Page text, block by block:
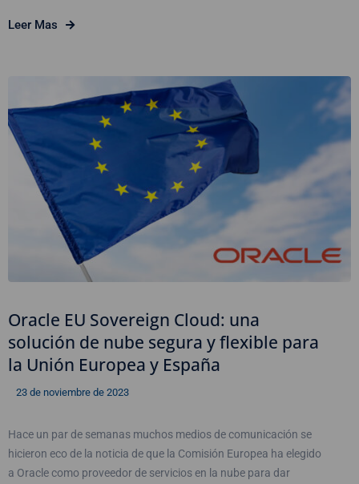
Leer Mas
Oracle EU Sovereign Cloud: una
solución de nube segura y flexible para
la Unión Europea y España
23 de noviembre de 2023
Hace un par de semanas muchos medios de comunicación se
hicieron eco de la noticia de que la Comisión Europea ha elegido
a Oracle como proveedor de servicios en la nube para dar